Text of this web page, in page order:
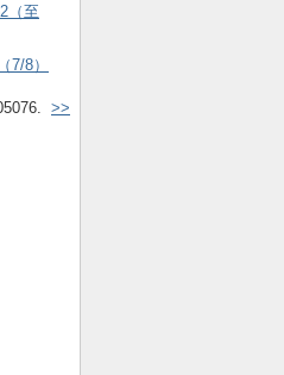
（至
7/8）
>>